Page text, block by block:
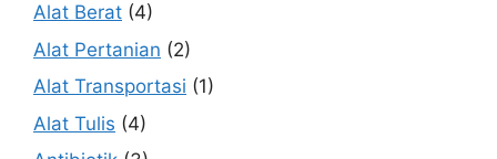
Alat Berat (4)
Alat Pertanian (2)
Alat Transportasi (1)
Alat Tulis (4)